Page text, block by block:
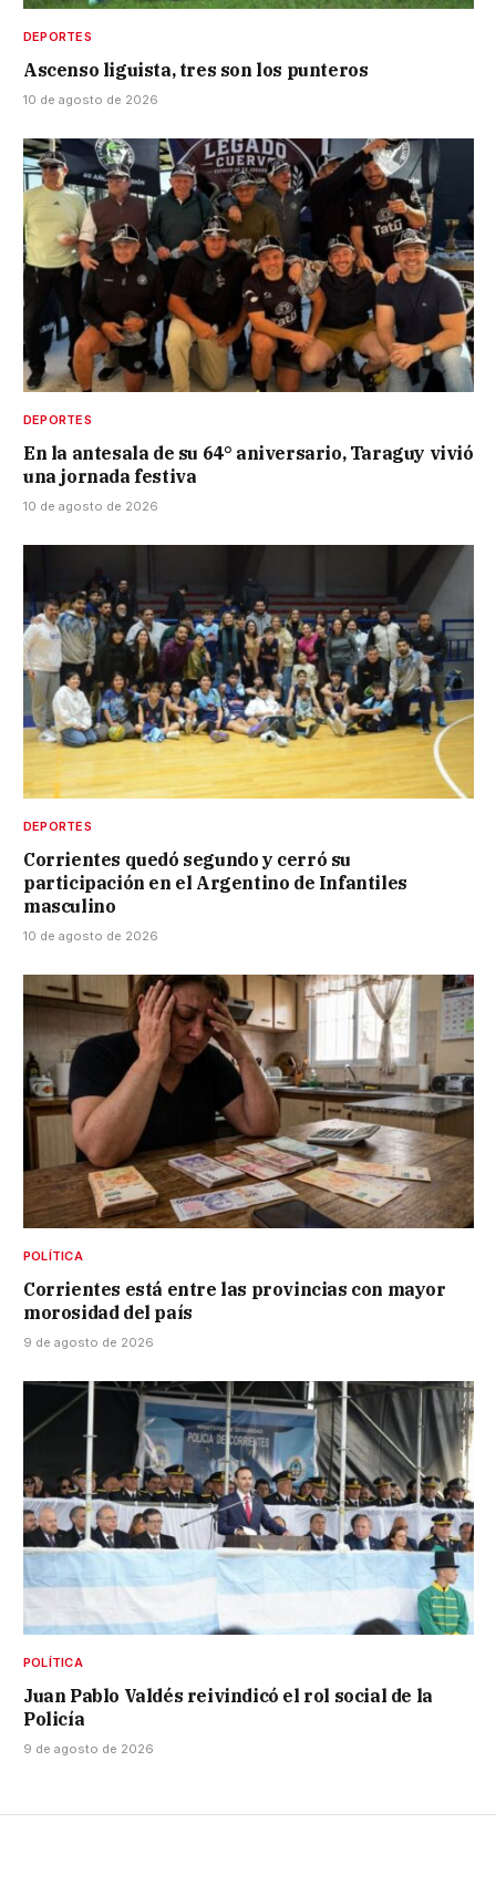
DEPORTES
Ascenso liguista, tres son los punteros
10 de agosto de 2026
DEPORTES
En la antesala de su 64° aniversario, Taraguy vivió
una jornada festiva
10 de agosto de 2026
DEPORTES
Corrientes quedó segundo y cerró su
participación en el Argentino de Infantiles
masculino
10 de agosto de 2026
POLÍTICA
Corrientes está entre las provincias con mayor
morosidad del país
9 de agosto de 2026
POLÍTICA
Juan Pablo Valdés reivindicó el rol social de la
Policía
9 de agosto de 2026